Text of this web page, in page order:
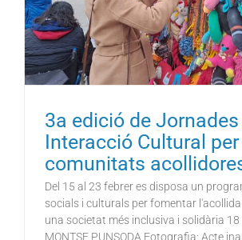
3a edició de Jornades
Interacció Cultural
comunitats
Del 15 al 23 febrer es disposa un
socials i culturals per fomentar
una societat més inclusiva i solidària 18
MONTSE PUNSODA Fotografia: Acte